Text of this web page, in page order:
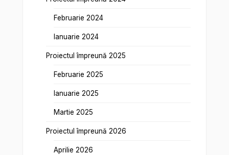
Februarie 2024
Ianuarie 2024
Proiectul împreună 2025
Februarie 2025
Ianuarie 2025
Martie 2025
Proiectul împreună 2026
Aprilie 2026